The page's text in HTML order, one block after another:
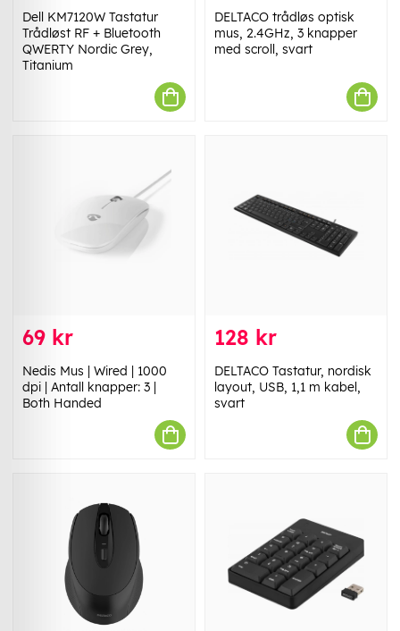
Dell KM7120W Tastatur
Trådløst RF + Bluetooth
QWERTY Nordic Grey,
Titanium
DELTACO trådløs optisk
mus, 2.4GHz, 3 knapper
med scroll, svart
69 kr
Nedis Mus | Wired | 1000
dpi | Antall knapper: 3 |
Both Handed
128 kr
DELTACO Tastatur, nordisk
layout, USB, 1,1 m kabel,
svart